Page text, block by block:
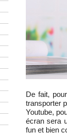
De fait,
transporter
Youtube,
écran sera
fun et bien